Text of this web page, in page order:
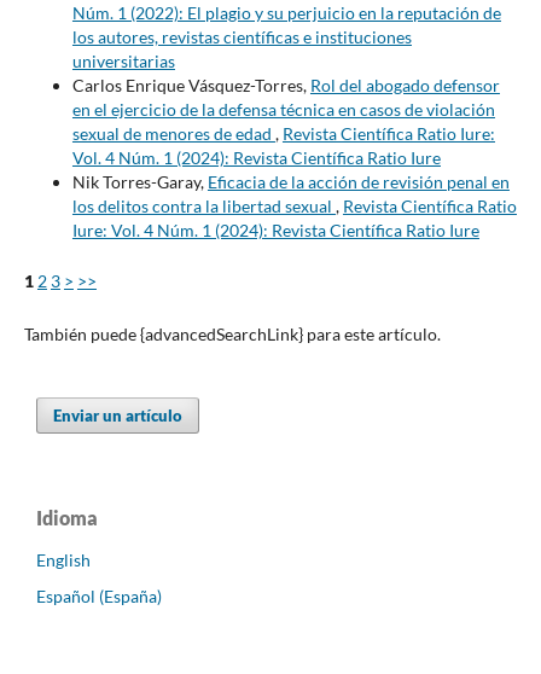
Núm. 1 (2022): El plagio y su perjuicio en la reputación de
los autores, revistas científicas e instituciones
universitarias
Carlos Enrique Vásquez-Torres, Rol del abogado defensor
en el ejercicio de la defensa técnica en casos de violación
sexual de menores de edad , Revista Científica Ratio Iure:
Vol. 4 Núm. 1 (2024): Revista Científica Ratio Iure
Nik Torres-Garay, Eficacia de la acción de revisión penal en
los delitos contra la libertad sexual , Revista Científica Ratio
Iure: Vol. 4 Núm. 1 (2024): Revista Científica Ratio Iure
1 2 3 > >>
También puede {advancedSearchLink} para este artículo.
Enviar un artículo
Idioma
English
Español (España)